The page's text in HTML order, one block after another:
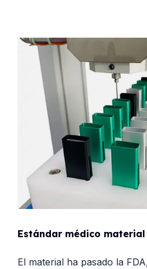
Estándar médico material
El material ha pasado la